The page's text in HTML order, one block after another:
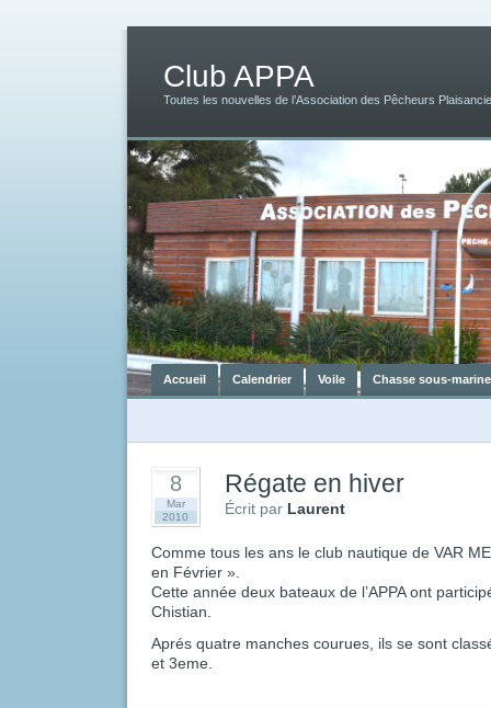
Club APPA
Toutes les nouvelles de l’Association des Pêcheurs
Accueil Calendrier Voile Chasse sous-marine
8
Mar
2010
Régate en hiver
Écrit par Laurent
Comme tous les ans le club nautique de VAR
en Février ».
Cette année deux bateaux de l’APPA ont
Chistian.
Aprés quatre manches courues, ils se sont
et 3eme.